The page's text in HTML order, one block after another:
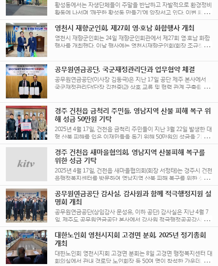
황성동에서는 자생단체들이 주말을 반납하고 자발적으로 환경정비
활동에 나서며 ‘깨끗한 황성동 만들기’에 앞장서고 있다. 이번 환경
정비 활동은 4월 18일 금요일 황성동 [...]
영천시 재향군인회, 제27회 영·호남 화합행사 개최
영천시 재향군인회는 24일 재향군인회관에서 제27회 영·호남 화합
행사를 개최했다. 이날 행사에는 영천시재향군인회(회장 조규창) 및
[...]
공무원연금공단, 국군재정관리단과 업무협약 체결
공무원연금공단(이사장 김동극)은 지난 17일 공단 제주 본사에서
국군재정관리단(단장 김천중)과 상호 교류 및 협력 관계 구축을 통
경주 건천읍 금척리 주민들, 영남지역 산불 피해 복구 위
해 성금 50만원 기탁
2025년 4월 17일, 건천읍 금척리 주민들이 지난 3월 22일 발생한 대
형 산불 피해를 입은 이재민들을 돕기 위해 50만원의 성금을 기탁
했다. [...]
경주 건천읍 새마을협의회, 영남지역 산불피해 복구를
위한 성금 기탁
2025년 4월 17일, 건천읍 새마을협의회(회장 서정태)는 경주시 건천
읍행정복지센터를 방문하여 영남지역 산불 피해 복구를 위한 성금
412,500원을 기탁했다. 이번 성금은 4월 [...]
공무원연금공단 감사실, 감사원과 함께 적극행정지원 설
명회 개최
공무원연금공단(상임감사 문성유, 이하 공단) 감사실은 지난 4월 7
일, 제주도 공무원연금공단 본사에서 감사원 적극행정공공감사지
원관실을 초청하여 공직사회 적극행정 확산을 위한 설명회를 개최
했다. [...]
대한노인회 영천시지회 고경면 분회, 2025년 정기총회
개최
대한노인회 영천시지회 고경면 분회는 8일 고경면 행정복지센터 대
회의실에서 관내 경로당 노인회장 등 50여 명이 참석한 가운데,